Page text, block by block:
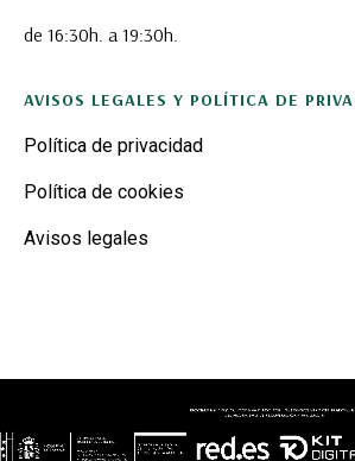
de 16:30h. a 19:30h.
AVISOS LEGALES Y POLÍTICA DE
Política de privacidad
Política de cookies
Avisos legales